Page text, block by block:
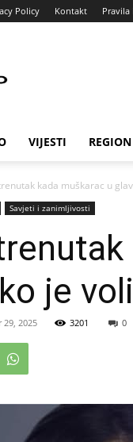
Policy Kontakt
VIJESTI REGION
kada muškarac u
Savjeti i zanimljivosti
je
29, 2025 3201 0